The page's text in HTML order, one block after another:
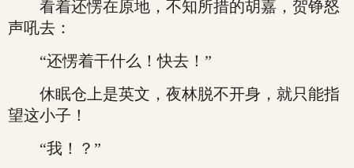
看着还愣在原地，不知所措的胡嘉，贺铮怒
声吼去：
“还愣着干什么！快去！”
休眠仓上是英文，夜林脱不开身，就只能指
望这小子！
“我！？”